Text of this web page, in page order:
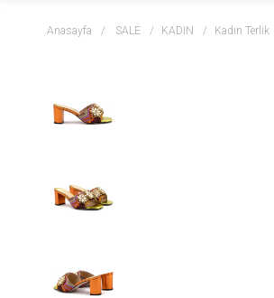
Anasayfa SALE KADIN Kadın Terlik